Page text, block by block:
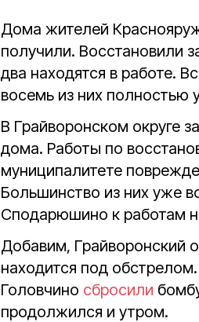
Дома жителей
получили. Восстановили
два находятся в работе.
восемь из них полностью
В Грайворонском округе
дома. Работы по
муниципалитете
Большинство из них уже
Сподарюшино к работам
Добавим, Грайворонский
находится под
Головчино сбросили
продолжился и утром.